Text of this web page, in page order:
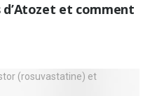
et comment